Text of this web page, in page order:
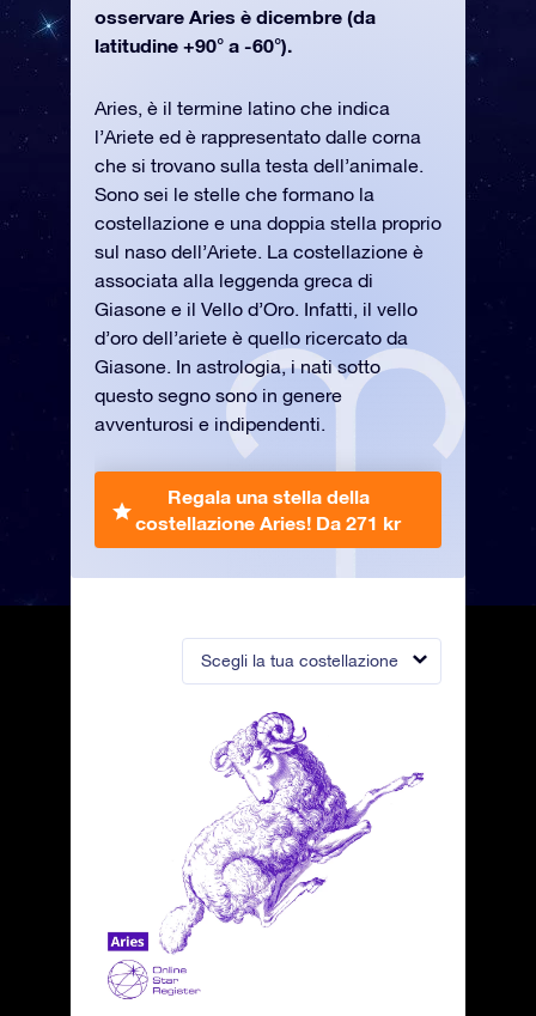
Scegli la tua costellazione
osservare Aries è dicembre (da
latitudine +90° a -60°).
Aries, è il termine latino che indica
l’Ariete ed è rappresentato dalle corna
che si trovano sulla testa dell’animale.
Sono sei le stelle che formano la
costellazione e una doppia stella proprio
sul naso dell’Ariete. La costellazione è
associata alla leggenda greca di
Giasone e il Vello d’Oro. Infatti, il vello
d’oro dell’ariete è quello ricercato da
Giasone. In astrologia, i nati sotto
questo segno sono in genere
avventurosi e indipendenti.
Regala una stella della
costellazione Aries! Da 271 kr